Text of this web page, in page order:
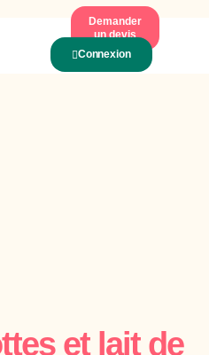
Demander
un devis
Connexion
et lait de